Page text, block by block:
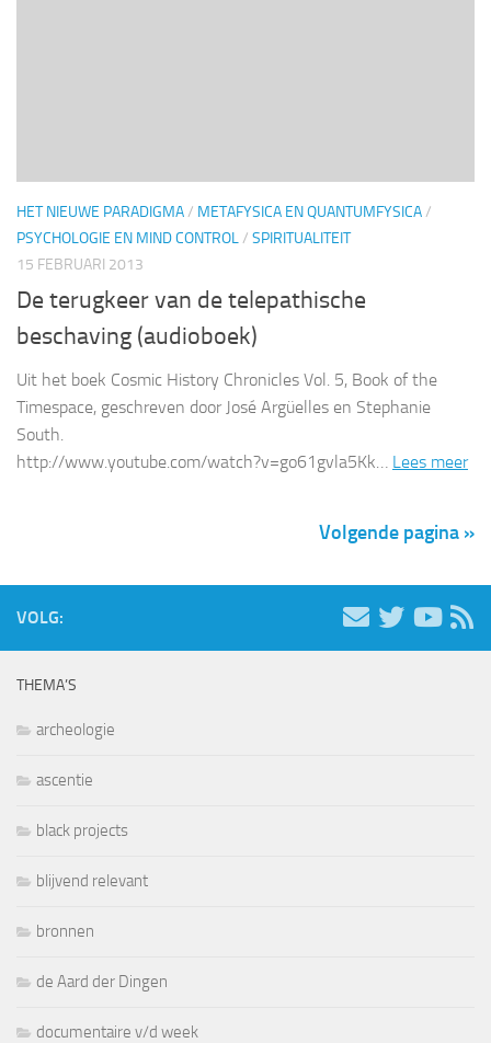
HET NIEUWE PARADIGMA/ METAFYSICA EN QUANTUMFYSICA/
PSYCHOLOGIE EN MIND CONTROL/ SPIRITUALITEIT
15 FEBRUARI 2013
De terugkeer van de telepathische
beschaving (audioboek)
Uit het boek Cosmic History Chronicles Vol. 5, Book of the
Timespace, geschreven door José Argüelles en Stephanie
South.
http://www.youtube.com/watch?v=go61gvla5Kk… Lees meer
Volgende pagina »
VOLG:
THEMA’S
archeologie
ascentie
black projects
blijvend relevant
bronnen
de Aard der Dingen
documentaire v/d week